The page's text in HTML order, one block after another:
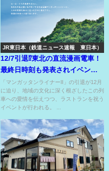
JR東日本（鉄道ニュース速報 東日本）
12/7引退⁉東北の直流漫画電車！
最終日時刻も発表されイベント
で盛大に見送り⁉
「マンガッタンライナーII」の引退が12月
に迫り、地域の文化に深く根ざしたこの列
車への愛情を伝えつつ、ラストランを祝う
イベントが行われる。 ...